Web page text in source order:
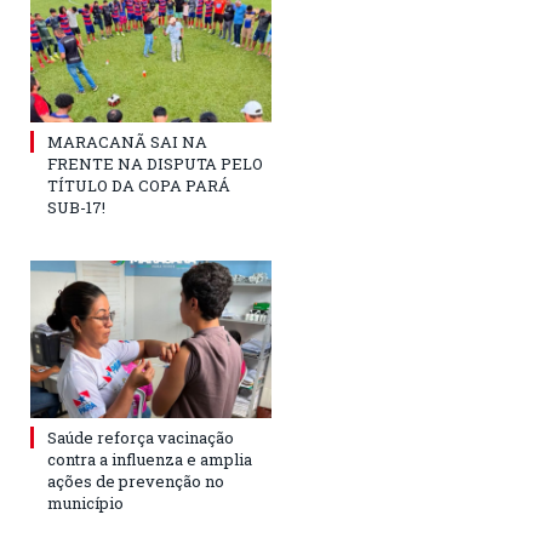
MARACANÃ SAI NA
FRENTE NA DISPUTA PELO
TÍTULO DA COPA PARÁ
SUB-17!
Saúde reforça vacinação
contra a influenza e amplia
ações de prevenção no
município